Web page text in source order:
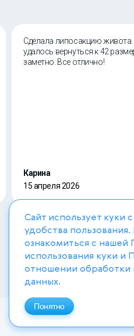
Сделала липосакцию
удалось вернуться к 42
заметно. Все отлично!
Карина
15 апреля 2026
Сайт использует куки
удобства
ознакомиться с нашей
использования куки и
отношении обработки
данных.
Понятно